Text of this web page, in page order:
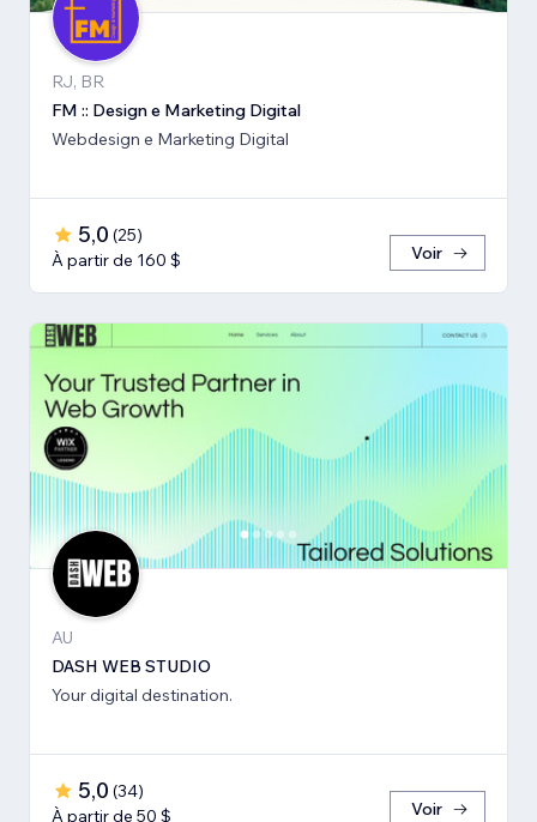
RJ, BR
FM :: Design e Marketing Digital
Webdesign e Marketing Digital
5,0 (25)
À partir de 160 $
Voir
AU
DASH WEB STUDIO
Your digital destination.
5,0 (34)
À partir de 50 $
Voir